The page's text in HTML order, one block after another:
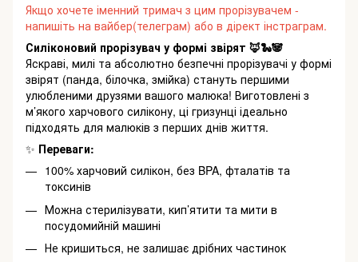
Якщо хочете іменний тримач з цим прорізувачем -
напишіть на вайбер(телеграм) або в дірект інстраграм.
Силіконовий прорізувач у формі звірят 🦊🐍🐼
Яскраві, милі та абсолютно безпечні прорізувачі у формі
звірят (панда, білочка, змійка) стануть першими
улюбленими друзями вашого малюка! Виготовлені з
м’якого харчового силікону, ці гризунці ідеально
підходять для малюків з перших днів життя.
✨ Переваги:
100% харчовий силікон, без BPA, фталатів та
токсинів
Можна стерилізувати, кип’ятити та мити в
посудомийній машині
Не кришиться, не залишає дрібних частинок